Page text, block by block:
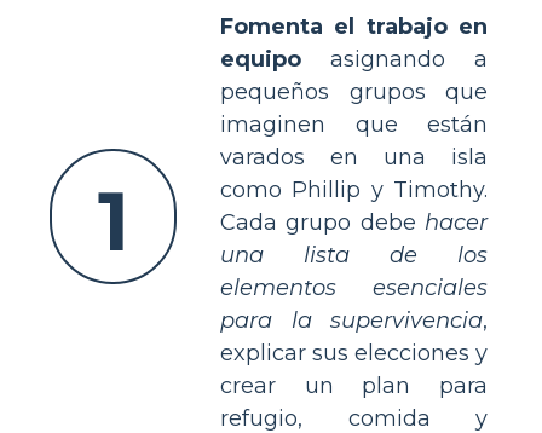
1
Fomenta el trabajo en
equipo asignando a
pequeños grupos que
imaginen que están
varados en una isla
como Phillip y Timothy.
Cada grupo debe hacer
una lista de los
elementos esenciales
para la supervivencia,
explicar sus elecciones y
crear un plan para
refugio, comida y